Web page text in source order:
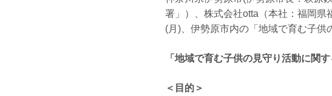
署」）、株式会社otta（本社：福岡県
(月)、伊勢原市内の「地域で育む子供
「地域で育む子供の見守り活動に関
＜目的＞